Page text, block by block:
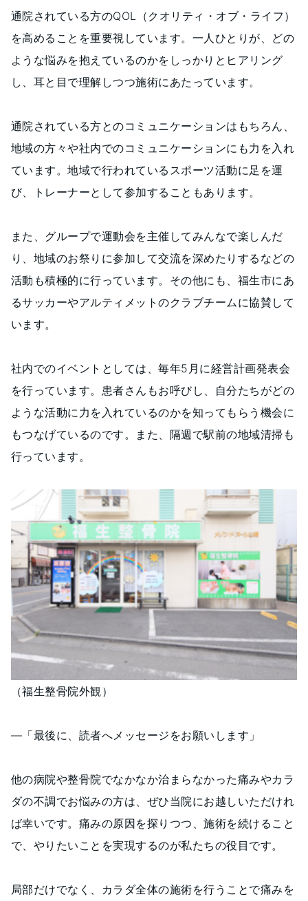
通院されている方のQOL（クオリティ・オブ・ライフ）
を高めることを重要視しています。一人ひとりが、どの
ような悩みを抱えているのかをしっかりとヒアリング
し、耳と目で理解しつつ施術にあたっています。
通院されている方とのコミュニケーションはもちろん、
地域の方々や社内でのコミュニケーションにも力を入れ
ています。地域で行われているスポーツ活動に足を運
び、トレーナーとして参加することもあります。
また、グループで運動会を主催してみんなで楽しんだ
り、地域のお祭りに参加して交流を深めたりするなどの
活動も積極的に行っています。その他にも、福生市にあ
るサッカーやアルティメットのクラブチームに協賛して
います。
社内でのイベントとしては、毎年5月に経営計画発表会
を行っています。患者さんもお呼びし、自分たちがどの
ような活動に力を入れているのかを知ってもらう機会に
もつなげているのです。また、隔週で駅前の地域清掃も
行っています。
（福生整骨院外観）
―「最後に、読者へメッセージをお願いします」
他の病院や整骨院でなかなか治まらなかった痛みやカラ
ダの不調でお悩みの方は、ぜひ当院にお越しいただけれ
ば幸いです。痛みの原因を探りつつ、施術を続けること
で、やりたいことを実現するのが私たちの役目です。
局部だけでなく、カラダ全体の施術を行うことで痛みを